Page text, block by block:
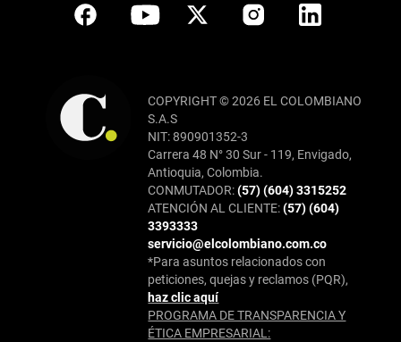
COPYRIGHT © 2026 EL COLOMBIANO
S.A.S
NIT: 890901352-3
Carrera 48 N° 30 Sur - 119, Envigado,
Antioquia, Colombia.
CONMUTADOR:(57) (604) 3315252
ATENCIÓN AL CLIENTE:(57) (604)
3393333
servicio@elcolombiano.com.co
*Para asuntos relacionados con
peticiones, quejas y reclamos (PQR),
haz clic aquí
PROGRAMA DE TRANSPARENCIA Y
ÉTICA EMPRESARIAL: